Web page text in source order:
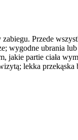
Przede
wygodne ubrania
jakie partie ciała
lekka przekąska